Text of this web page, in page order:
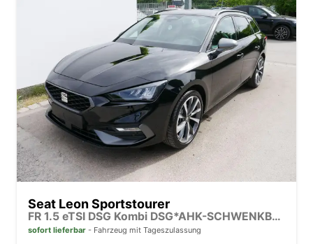
Seat Leon Sportstourer
FR 1.5 eTSI DSG Kombi DSG*AHK-SCHWENKBAR*NAVI*ACC*KAMERA*3-ZONE KILMAAUTOMATIK
sofort lieferbar Fahrzeug mit Tageszulassung